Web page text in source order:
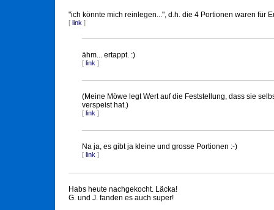
"ich könnte mich reinlegen...", d.h. die 4 Portionen waren für
[ link ]
ähm... ertappt. :)
[ link ]
(Meine Möwe legt Wert auf die Feststellung, dass sie
verspeist hat.)
[ link ]
Na ja, es gibt ja kleine und grosse Portionen :-)
[ link ]
Habs heute nachgekocht. Läcka!
G. und J. fanden es auch super!